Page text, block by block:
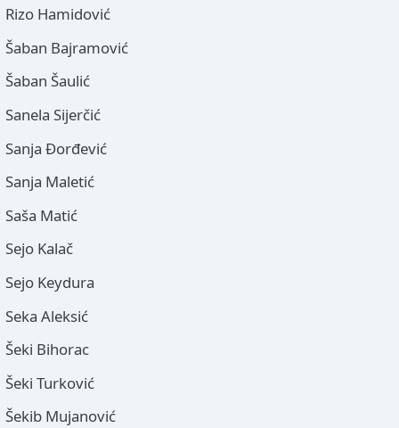
Rizo Hamidović
Šaban Bajramović
Šaban Šaulić
Sanela Sijerčić
Sanja Đorđević
Sanja Maletić
Saša Matić
Sejo Kalač
Sejo Keydura
Seka Aleksić
Šeki Bihorac
Šeki Turković
Šekib Mujanović